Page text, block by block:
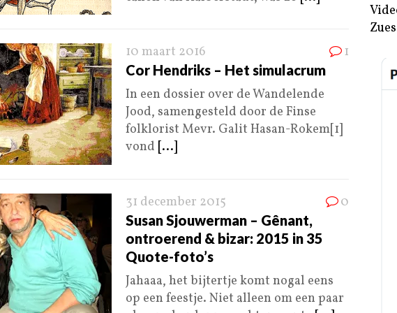
10 maart 2016 1
Cor Hendriks – Het simulacrum
In een dossier over de Wandelende
Jood, samengesteld door de Finse
folklorist Mevr. Galit Hasan-Rokem[1]
vond [...]
31 december 2015 0
Susan Sjouwerman – Gênant,
ontroerend & bizar: 2015 in 35
Quote-foto’s
Jahaaa, het bijtertje komt nogal eens
op een feestje. Niet alleen om een paar